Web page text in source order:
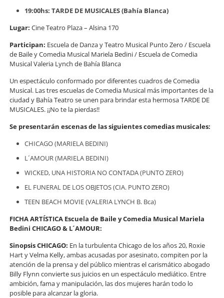
19:00hs: TARDE DE MUSICALES (Bahía Blanca)
Lugar: Cine Teatro Plaza – Alsina 170
Participan: Escuela de Danza y Teatro Musical Punto Zero / Escuela
de Baile y Comedia Musical Mariela Bedini / Escuela de Comedia
Musical Valeria Lynch de Bahía Blanca
Un espectáculo conformado por diferentes cuadros de Comedia
Musical. Las tres escuelas de Comedia Musical más importantes de la
ciudad y Bahía Teatro se unen para brindar esta hermosa TARDE DE
MUSICALES. ¡¡No te la pierdas!!
Se presentarán escenas de las siguientes comedias musicales:
CHICAGO (MARIELA BEDINI)
L´AMOUR (MARIELA BEDINI)
WICKED, UNA HISTORIA NO CONTADA (PUNTO ZERO)
EL FUNERAL DE LOS OBJETOS (CIA. PUNTO ZERO)
TEEN BEACH MOVIE (VALERIA LYNCH B. Bca)
FICHA ARTÍSTICA Escuela de Baile y Comedia Musical Mariela
Bedini CHICAGO & L´AMOUR:
Sinopsis CHICAGO: En la turbulenta Chicago de los años 20, Roxie
Hart y Velma Kelly, ambas acusadas por asesinato, compiten por la
atención de la prensa y del público mientras el carismático abogado
Billy Flynn convierte sus juicios en un espectáculo mediático. Entre
ambición, fama y manipulación, las dos mujeres harán todo lo
posible para alcanzar la gloria.